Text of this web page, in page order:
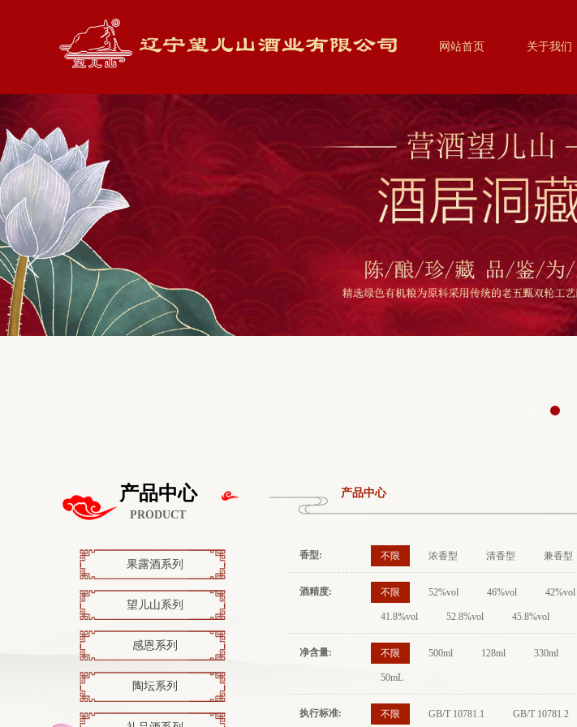
网站首页 关于我们
产品中心
PRODUCT
产品中心
香型: 不限 浓香型 清香型 兼香型
酒精度: 不限 52%vol 46%vol 42%vol
41.8%vol 52.8%vol 45.8%vol
净含量: 不限 500ml 128ml 330ml
50mL
执行标准: 不限 GB/T 10781.1 GB/T 10781.2
果露酒系列
望儿山系列
感恩系列
陶坛系列